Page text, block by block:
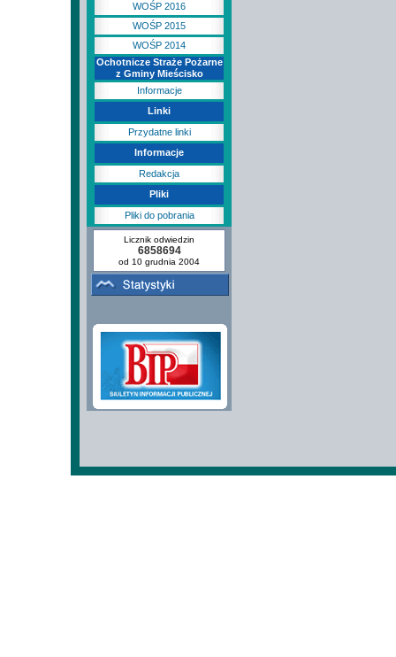
WOŚP 2016
WOŚP 2015
WOŚP 2014
Ochotnicze Straże Pożarne
z Gminy Mieścisko
Informacje
Linki
Przydatne linki
Informacje
Redakcja
Pliki
Pliki do pobrania
Licznik odwiedzin
6858694
od 10 grudnia 2004